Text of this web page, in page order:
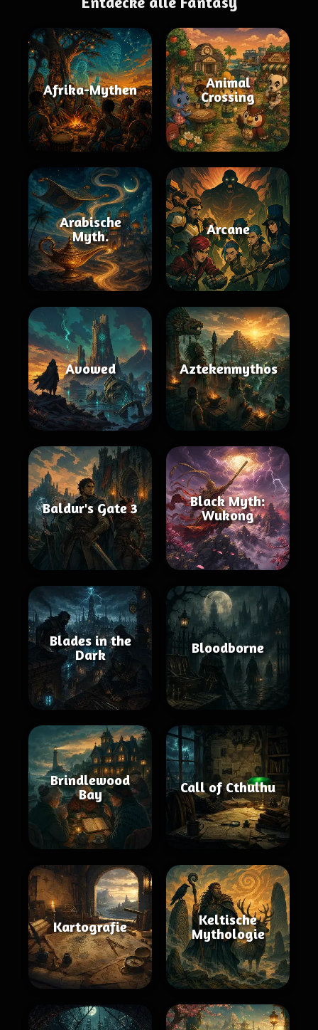
Afrika-Mythen
Animal
Crossing
Arabische
Myth.
Arcane
Avowed Aztekenmythos
Baldur's Gate 3
Black Myth:
Wukong
Blades in the
Dark
Bloodborne
Brindlewood
Bay
Call of Cthulhu
Kartografie
Keltische
Mythologie